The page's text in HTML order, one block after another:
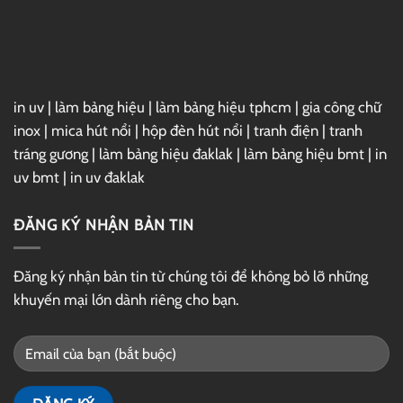
in uv | làm bảng hiệu | làm bảng hiệu tphcm | gia công chữ
inox | mica hút nổi | hộp đèn hút nổi | tranh điện | tranh
tráng gương | làm bảng hiệu đaklak | làm bảng hiệu bmt | in
uv bmt | in uv đaklak
ĐĂNG KÝ NHẬN BẢN TIN
Đăng ký nhận bản tin từ chúng tôi để không bỏ lỡ những
khuyến mại lớn dành riêng cho bạn.